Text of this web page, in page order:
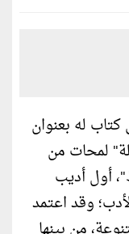
كتاب له بعنوان
لمحات من
أول أديب
وقد اعتمد